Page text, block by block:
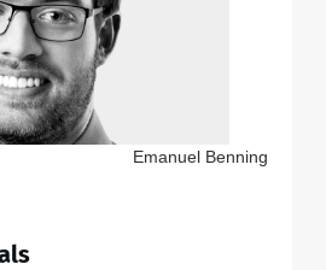
Emanuel Benning